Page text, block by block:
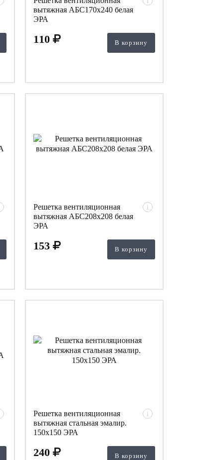
вытяжная АБС170х240 белая
ЭРА
110 В корзину
Решетка вентиляционная
вытяжная АБС208х208 белая
ЭРА
i
153 В корзину
Решетка вентиляционная
вытяжная стальная эмалир.
150х150 ЭРА
i
240 В корзину